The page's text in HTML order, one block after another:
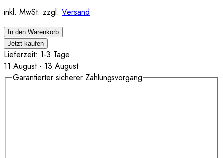
inkl. MwSt. zzgl. Versand
In den Warenkorb
Jetzt kaufen
Lieferzeit: 1-3 Tage
11 August - 13 August
Garantierter sicherer Zahlungsvorgang